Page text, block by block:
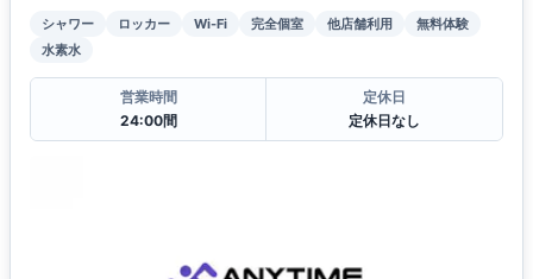
シャワー ロッカー Wi-Fi 完全個室 他店舗利用
無料体験
水素水
営業時間
24:00間
定休日
定休日なし